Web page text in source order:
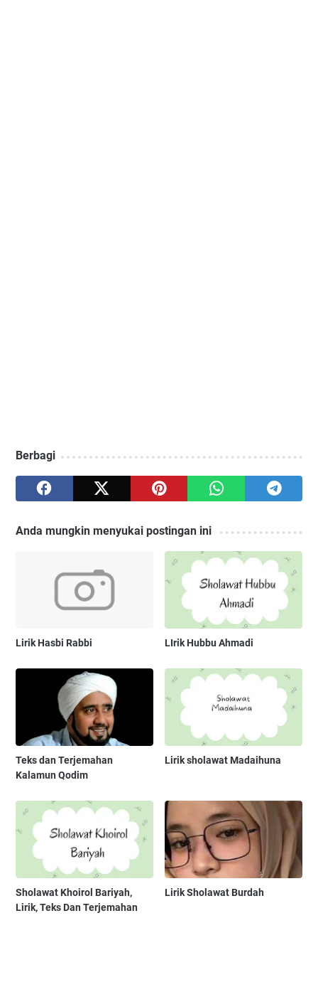
Berbagi
Anda mungkin menyukai postingan ini
Lirik Hasbi Rabbi LIrik Hubbu Ahmadi
Teks dan Terjemahan
Kalamun Qodim
Lirik sholawat Madaihuna
Sholawat Khoirol Bariyah,
Lirik, Teks Dan Terjemahan
Lirik Sholawat Burdah